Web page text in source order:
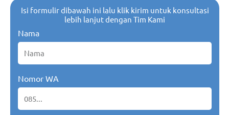
Isi formulir dibawah ini lalu klik kirim untuk konsultasi
lebih lanjut dengan Tim Kami
Nama
Nomor WA